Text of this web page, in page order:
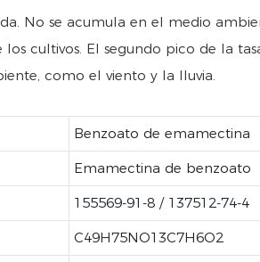
No se acumula en el medio
cultivos. El segundo pico de la
como el viento y la lluvia.
Benzoato de emamectina
Emamectina de benzoato
155569-91-8 / 137512-74-4
C49H75NO13C7H6O2